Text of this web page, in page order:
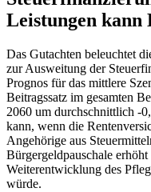
Leistungen kann
Das Gutachten beleuchtet
zur Ausweitung der
Prognos für das mittlere
Beitragssatz im gesamten
2060 um durchschnittlich -
kann, wenn die
Angehörige aus
Bürgergeldpauschale
Weiterentwicklung des
würde.